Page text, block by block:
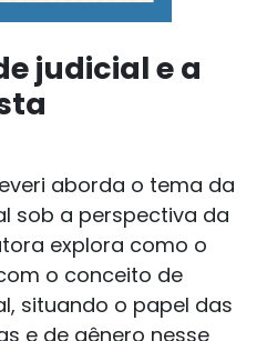
judicial e a
aborda o tema da
sob a perspectiva da
explora como o
o conceito de
situando o papel das
e de gênero nesse